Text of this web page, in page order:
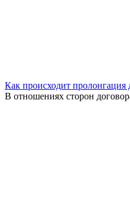
Как происходит пролонгация
В отношениях сторон